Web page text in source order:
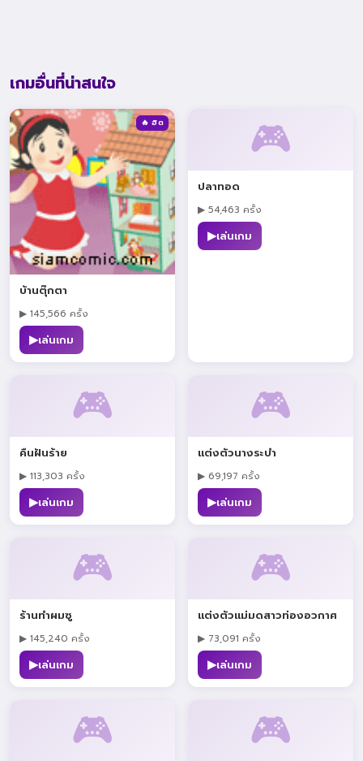
เกมอื่นที่น่าสนใจ
🔥 ฮิต
บ้านตุ๊กตา
▶ 145,566 ครั้ง
▶เล่นเกม
🎮
ปลาทอด
▶ 54,463 ครั้ง
▶เล่นเกม
🎮
คืนฝันร้าย
▶ 113,303 ครั้ง
▶เล่นเกม
🎮
แต่งตัวนางระบำ
▶ 69,197 ครั้ง
▶เล่นเกม
🎮
ร้านทำผมซู
▶ 145,240 ครั้ง
▶เล่นเกม
🎮
แต่งตัวแม่มดสาวท่องอวกาศ
▶ 73,091 ครั้ง
▶เล่นเกม
🎮 🎮